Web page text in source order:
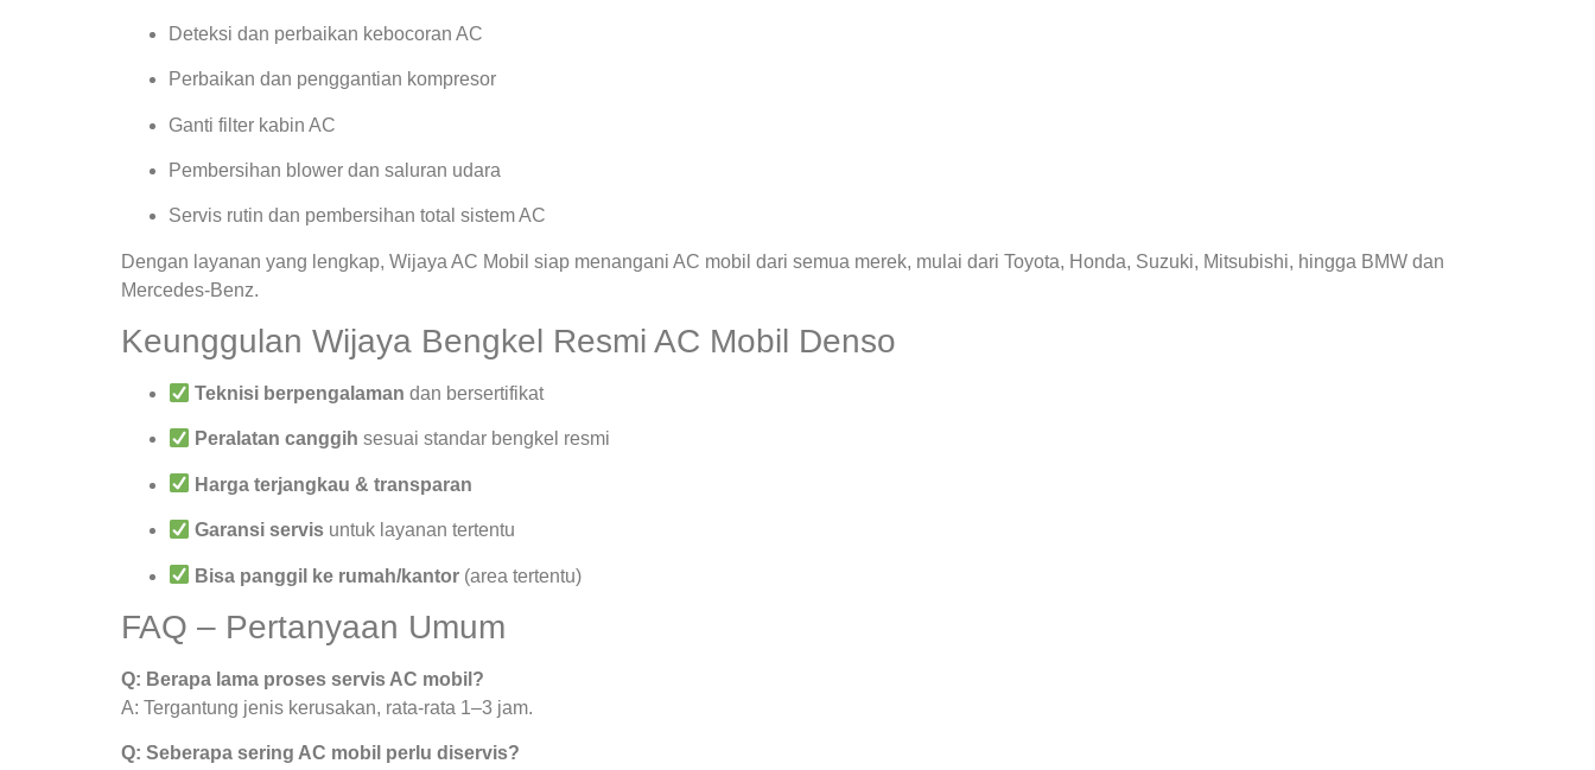
Deteksi dan perbaikan kebocoran AC
Perbaikan dan penggantian kompresor
Ganti filter kabin AC
Pembersihan blower dan saluran udara
Servis rutin dan pembersihan total sistem AC
Dengan layanan yang lengkap, Wijaya AC Mobil siap menangani AC mobil dari semua merek, mulai dari Toyota, Honda, Suzuki, Mitsubishi, hingga BMW dan
Mercedes-Benz.
Keunggulan Wijaya Bengkel Resmi AC Mobil Denso
Teknisi berpengalaman dan bersertifikat
Peralatan canggih sesuai standar bengkel resmi
Harga terjangkau & transparan
Garansi servis untuk layanan tertentu
Bisa panggil ke rumah/kantor (area tertentu)
FAQ – Pertanyaan Umum
Q: Berapa lama proses servis AC mobil?
A: Tergantung jenis kerusakan, rata-rata 1–3 jam.
Q: Seberapa sering AC mobil perlu diservis?